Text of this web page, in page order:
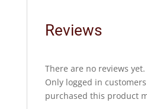
Reviews
There are no reviews yet.
Only logged in
purchased this product